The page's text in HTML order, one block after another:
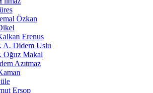
Özkan
Erenus
A. Didem Uslu
Oğuz Makal
Azıtmaz
Ersop